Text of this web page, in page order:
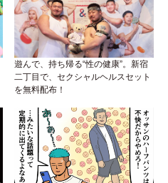
遊んで、持ち帰る“性の健康”。新宿
二丁目で、セクシャルヘルスセット
を無料配布！